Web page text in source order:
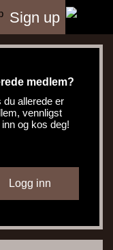
Sign up
medlem?
du allerede er
vennligst
inn og kos deg!